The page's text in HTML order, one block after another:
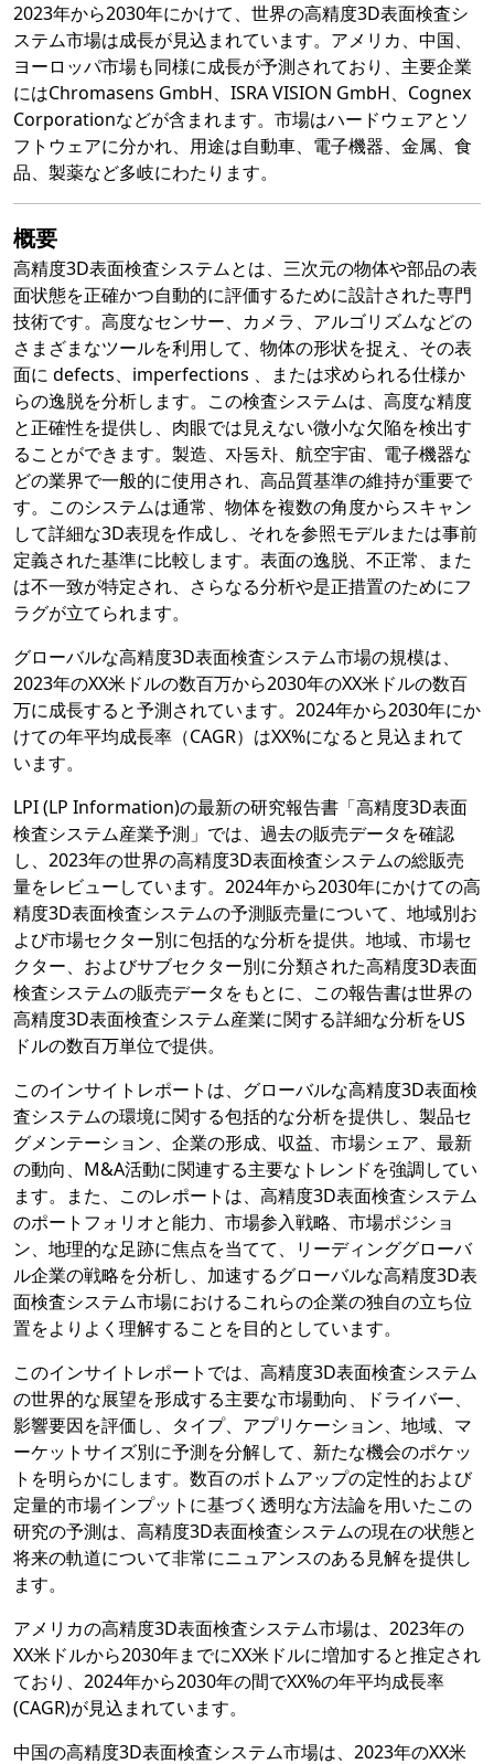
2023年から2030年にかけて、世界の高精度3D表面検査シ
ステム市場は成長が見込まれています。アメリカ、中国、
ヨーロッパ市場も同様に成長が予測されており、主要企業
にはChromasens GmbH、ISRA VISION GmbH、Cognex
Corporationなどが含まれます。市場はハードウェアとソ
フトウェアに分かれ、用途は自動車、電子機器、金属、食
品、製薬など多岐にわたります。
概要
高精度3D表面検査システムとは、三次元の物体や部品の表
面状態を正確かつ自動的に評価するために設計された専門
技術です。高度なセンサー、カメラ、アルゴリズムなどの
さまざまなツールを利用して、物体の形状を捉え、その表
面に defects、imperfections 、または求められる仕様か
らの逸脱を分析します。この検査システムは、高度な精度
と正確性を提供し、肉眼では見えない微小な欠陥を検出す
ることができます。製造、자동차、航空宇宙、電子機器な
どの業界で一般的に使用され、高品質基準の維持が重要で
す。このシステムは通常、物体を複数の角度からスキャン
して詳細な3D表現を作成し、それを参照モデルまたは事前
定義された基準に比較します。表面の逸脱、不正常、また
は不一致が特定され、さらなる分析や是正措置のためにフ
ラグが立てられます。
グローバルな高精度3D表面検査システム市場の規模は、
2023年のXX米ドルの数百万から2030年のXX米ドルの数百
万に成長すると予測されています。2024年から2030年にか
けての年平均成長率（CAGR）はXX%になると見込まれて
います。
LPI (LP Information)の最新の研究報告書「高精度3D表面
検査システム産業予測」では、過去の販売データを確認
し、2023年の世界の高精度3D表面検査システムの総販売
量をレビューしています。2024年から2030年にかけての高
精度3D表面検査システムの予測販売量について、地域別お
よび市場セクター別に包括的な分析を提供。地域、市場セ
クター、およびサブセクター別に分類された高精度3D表面
検査システムの販売データをもとに、この報告書は世界の
高精度3D表面検査システム産業に関する詳細な分析をUS
ドルの数百万単位で提供。
このインサイトレポートは、グローバルな高精度3D表面検
査システムの環境に関する包括的な分析を提供し、製品セ
グメンテーション、企業の形成、収益、市場シェア、最新
の動向、M&A活動に関連する主要なトレンドを強調してい
ます。また、このレポートは、高精度3D表面検査システム
のポートフォリオと能力、市場参入戦略、市場ポジショ
ン、地理的な足跡に焦点を当てて、リーディンググローバ
ル企業の戦略を分析し、加速するグローバルな高精度3D表
面検査システム市場におけるこれらの企業の独自の立ち位
置をよりよく理解することを目的としています。
このインサイトレポートでは、高精度3D表面検査システム
の世界的な展望を形成する主要な市場動向、ドライバー、
影響要因を評価し、タイプ、アプリケーション、地域、マ
ーケットサイズ別に予測を分解して、新たな機会のポケッ
トを明らかにします。数百のボトムアップの定性的および
定量的市場インプットに基づく透明な方法論を用いたこの
研究の予測は、高精度3D表面検査システムの現在の状態と
将来の軌道について非常にニュアンスのある見解を提供し
ます。
アメリカの高精度3D表面検査システム市場は、2023年の
XX米ドルから2030年までにXX米ドルに増加すると推定され
ており、2024年から2030年の間でXX%の年平均成長率
(CAGR)が見込まれています。
中国の高精度3D表面検査システム市場は、2023年のXX米